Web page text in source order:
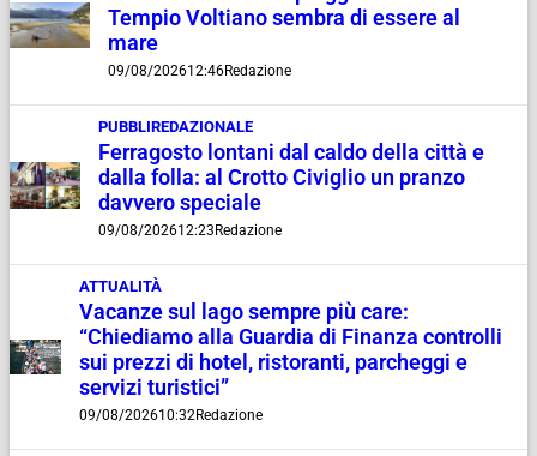
Tempio Voltiano sembra di essere al
mare
09/08/202612:46Redazione
PUBBLIREDAZIONALE
Ferragosto lontani dal caldo della città e
dalla folla: al Crotto Civiglio un pranzo
davvero speciale
09/08/202612:23 Redazione
ATTUALITÀ
Vacanze sul lago sempre più care:
“Chiediamo alla Guardia di Finanza controlli
sui prezzi di hotel, ristoranti, parcheggi e
servizi turistici”
09/08/202610:32Redazione